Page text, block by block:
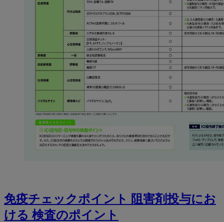
免疫チェックポイント 阻害剤投与にお
ける 検査のポイント